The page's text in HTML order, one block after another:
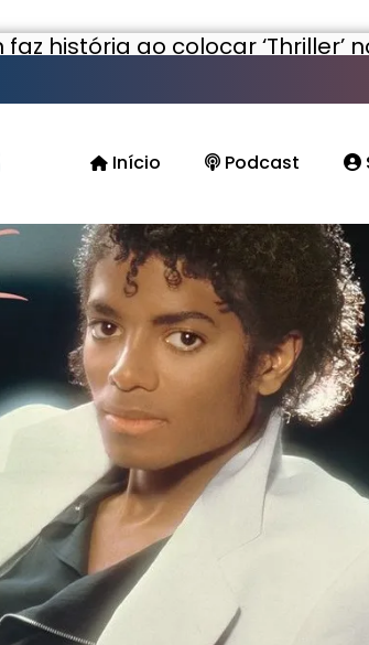
Início
Podcast
história ao colocar